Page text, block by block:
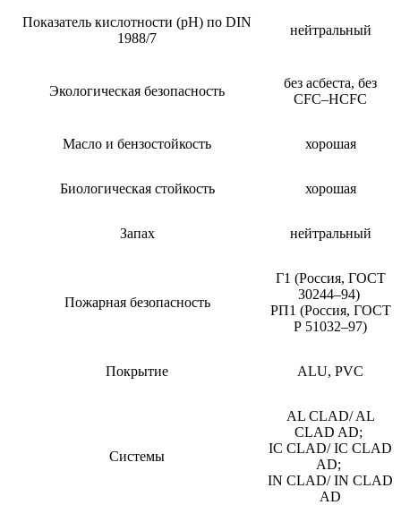
Показатель кислотности (pH) по DIN
1988/7
нейтральный
Экологическая безопасность
без асбеста, без
CFC–HCFC
Масло и бензостойкость хорошая
Биологическая стойкость хорошая
Запах нейтральный
Пожарная безопасность
Г1 (Россия, ГОСТ
30244–94)
РП1 (Россия, ГОСТ
Р 51032–97)
Покрытие ALU, PVC
Системы
AL CLAD/ AL
CLAD AD;
IC CLAD/ IC CLAD
AD;
IN CLAD/ IN CLAD
AD